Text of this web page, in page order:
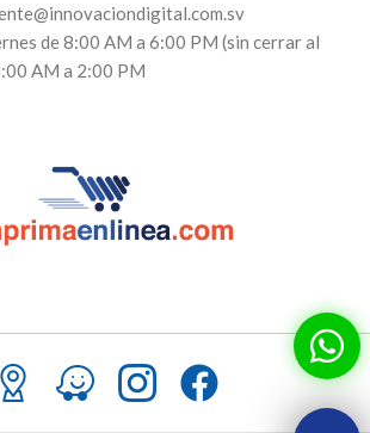
de 8:00 AM a 6:00 PM (sin cerrar al
AM a 2:00 PM